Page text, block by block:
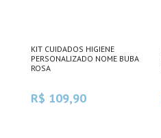
KIT CUIDADOS HIGIENE
PERSONALIZADO NOME BUBA
ROSA
R$ 109,90